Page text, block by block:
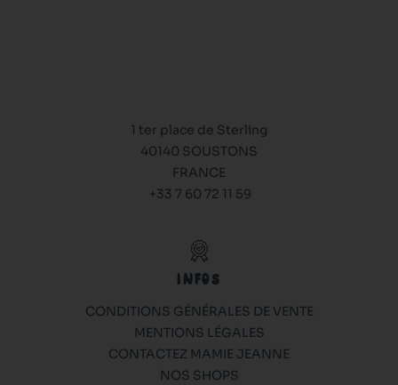
1 ter place de Sterling
40140 SOUSTONS
FRANCE
+33 7 60 72 11 59
INFOS
CONDITIONS GÉNÉRALES DE VENTE
MENTIONS LÉGALES
CONTACTEZ MAMIE JEANNE
NOS SHOPS